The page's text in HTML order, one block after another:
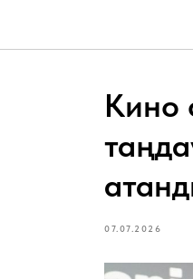
Кино
07.07.2026